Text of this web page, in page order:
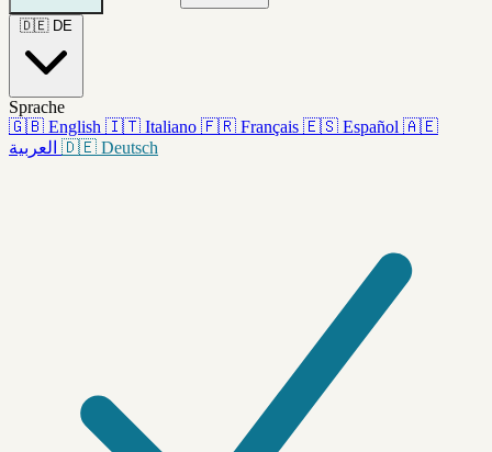
🇩🇪 DE
Sprache
🇬🇧 English 🇮🇹 Italiano 🇫🇷 Français 🇪🇸 Español 🇦🇪
العربية 🇩🇪 Deutsch